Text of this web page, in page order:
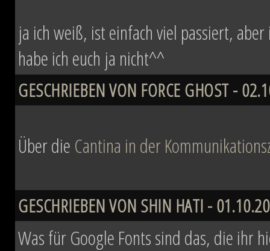
ja ich weiß, ist einfach viel passiert,
habe ich euch ja nicht^^
GESCHRIEBEN VON FORCE GHOST -
Über die Cantina in der
GESCHRIEBEN VON SHIN HATI -
Was für Google Fonts sind das, die ihr